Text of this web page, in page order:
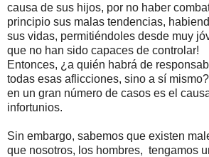
causa de sus hijos, por no haber
principio sus malas tendencias,
sus vidas, permitiéndoles desde muy
que no han sido capaces de controlar!
Entonces, ¿a quién habrá de
todas esas aflicciones, sino a sí
en un gran número de casos es el
infortunios.
Sin embargo, sabemos que existen
que nosotros, los hombres, tengamos